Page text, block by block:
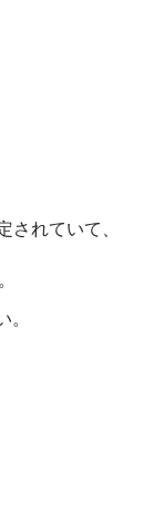
されていて、
。